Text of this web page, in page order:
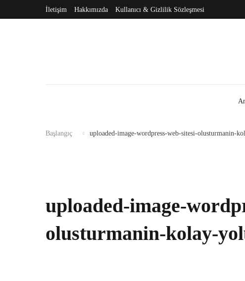
İletişim Hakkımızda Kullanıcı & Gizlilik Sözleşmesi
Anasayfa İnternet Seo WordPress Webmaster
Başlangıç uploaded-image-wordpress-web-sitesi-olusturmanin-
uploaded-image-
olusturmanin-kolay-